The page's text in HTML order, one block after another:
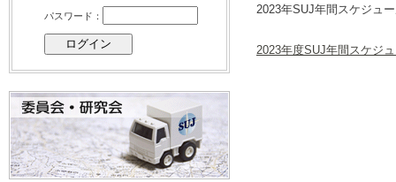
2023年SUJ年間スケジュ
2023年度SUJ年間スケジ
パスワード：